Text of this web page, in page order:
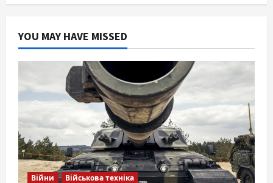
YOU MAY HAVE MISSED
Війни Військова техніка